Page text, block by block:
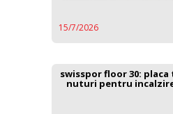
15/7/2026
swisspor floor 30:
nuturi pentru